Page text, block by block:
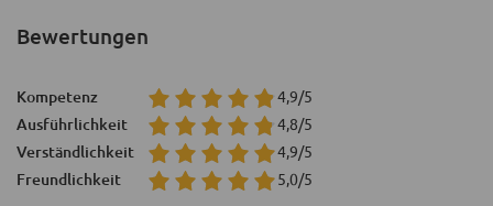
Bewertungen
Kompetenz 4,9/5
Ausführlichkeit 4,8/5
Verständlichkeit 4,9/5
Freundlichkeit 5,0/5